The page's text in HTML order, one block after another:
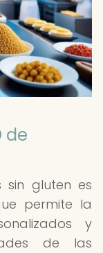
de
sin gluten es
permite la
y
de las